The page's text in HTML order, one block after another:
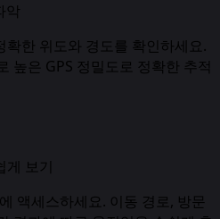
악
한 위도와 경도를 확인하세요.
높은 GPS 정밀도로 정확한 추적
보기
액세스하세요. 이동 경로, 방문